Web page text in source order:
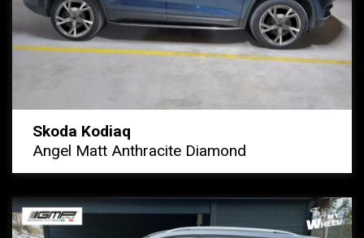
Skoda Kodiaq
Angel Matt Anthracite Diamond